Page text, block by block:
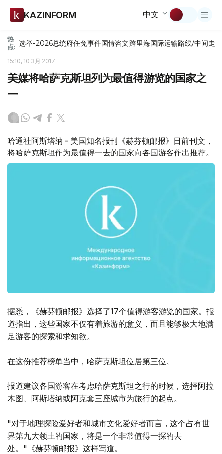
KAZINFORM 中文
热
点: 选举-2026总统府任免事件国情咨文跨里海国际运输路线/中间走廊
15:10, 10 3月 2017
美媒将哈萨克斯坦列为最值得游览的国家之
一
哈通社阿斯塔纳 - 美国知名报刊《赫芬顿邮报》日前刊文，
将哈萨克斯坦作为最值得一去的国家向各国游客作出推荐。
据悉，《赫芬顿邮报》选择了17个值得游客游览的国家。报
道指出，这些国家不仅有着旅游的意义，而且能够极大地满
足游客的探索和求知欲。
在这份推荐榜单当中，哈萨克斯坦位居第三位。
报道建议各国游客在考虑哈萨克斯坦之行的时候，选择阿拉
木图、阿斯塔纳或阿克套三座城市为旅行的起点。
"对于地理探险爱好者和城市文化爱好者而言，这个占有世
界第九大领土的国家，将是一个非常值得一探的去
处。"《赫芬顿邮报》这样写道。